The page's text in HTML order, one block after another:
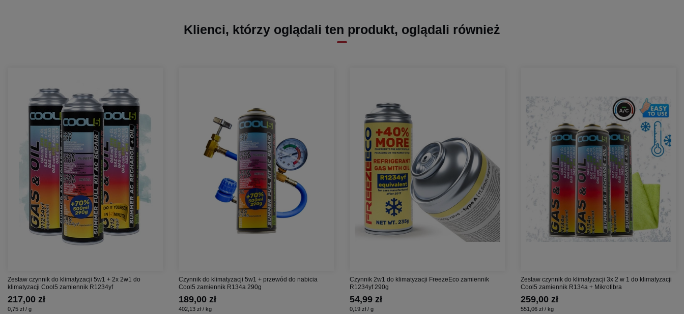
Klienci, którzy oglądali ten produkt, oglądali również
Zestaw czynnik do klimatyzacji 5w1 + 2x 2w1 do
klimatyzacji Cool5 zamiennik R1234yf
217,00 zł
0,75 zł / g
Czynnik do klimatyzacji 5w1 + przewód do nabicia
Cool5 zamiennik R134a 290g
189,00 zł
402,13 zł / kg
Czynnik 2w1 do klimatyzacji FreezeEco zamiennik
R1234yf 290g
54,99 zł
0,19 zł / g
Zestaw czynnik do klimatyzacji 3x 2 w 1 do klimatyzacji
Cool5 zamiennik R134a + Mikrofibra
259,00 zł
551,06 zł / kg